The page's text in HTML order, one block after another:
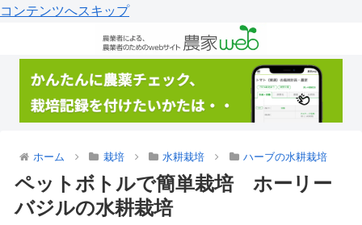
コンテンツへスキップ
ホーム 栽培 水耕栽培 ハーブの水耕栽培
ペットボトルで簡単栽培 ホーリー
バジルの水耕栽培